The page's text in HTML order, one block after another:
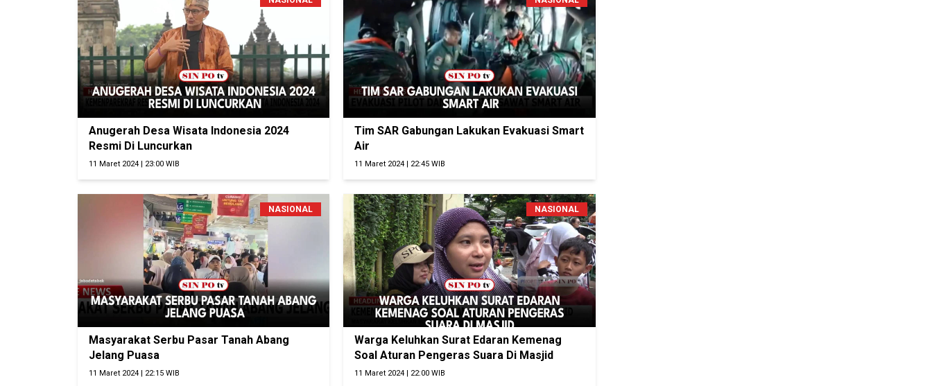
Anugerah Desa Wisata Indonesia 2024
Resmi Di Luncurkan
11 Maret 2024 | 23:00 WIB
Tim SAR Gabungan Lakukan Evakuasi Smart
Air
11 Maret 2024 | 22:45 WIB
NASIONAL
Masyarakat Serbu Pasar Tanah Abang
Jelang Puasa
11 Maret 2024 | 22:15 WIB
NASIONAL
Warga Keluhkan Surat Edaran Kemenag
Soal Aturan Pengeras Suara Di Masjid
11 Maret 2024 | 22:00 WIB